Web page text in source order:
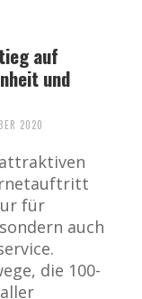
auf
und
2020
für
auch
die 100-